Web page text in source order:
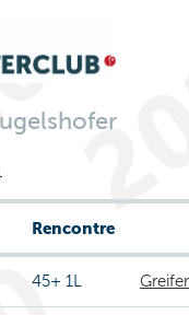
Rencontre
45+ 1L